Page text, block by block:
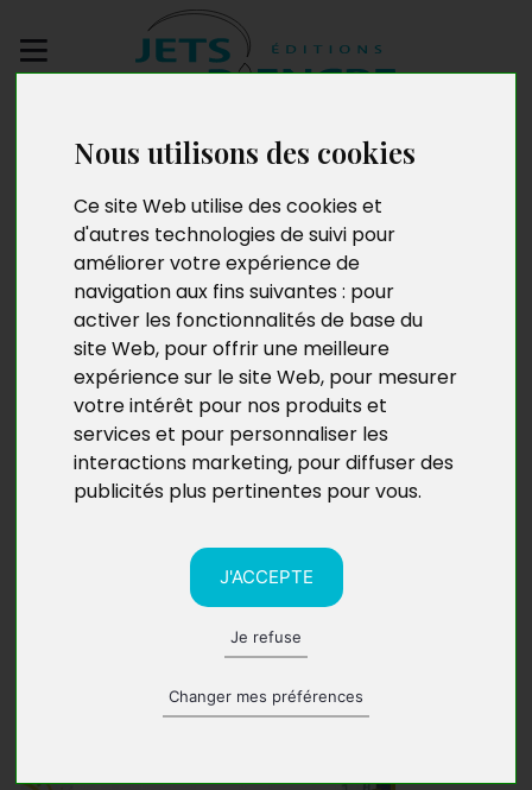
Nous utilisons des cookies
Ce site Web utilise des cookies et
d'autres technologies de suivi pour
améliorer votre expérience de
navigation aux fins suivantes : pour
activer les fonctionnalités de base du
site Web, pour offrir une meilleure
expérience sur le site Web, pour mesurer
votre intérêt pour nos produits et
services et pour personnaliser les
interactions marketing, pour diffuser des
publicités plus pertinentes pour vous.
J'ACCEPTE
Je refuse
Changer mes préférences
manuscrit
L'habilitation à
dessiner des frontières
qui libèrent